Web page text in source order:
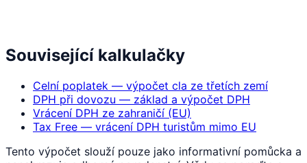
Související kalkulačky
Celní poplatek — výpočet cla ze třetích zemí
DPH při dovozu — základ a výpočet DPH
Vrácení DPH ze zahraničí (EU)
Tax Free — vrácení DPH turistům mimo EU
Tento výpočet slouží pouze jako informativní pomůcka a